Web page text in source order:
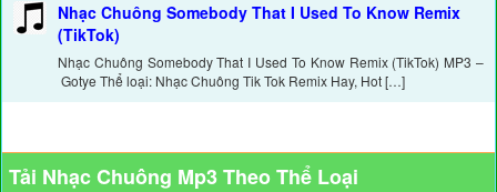
Nhạc Chuông Somebody That I Used To Know Remix
(TikTok)
Nhạc Chuông Somebody That I Used To Know Remix (TikTok) MP3 –
Gotye Thể loại: Nhạc Chuông Tik Tok Remix Hay, Hot […]
Tải Nhạc Chuông Mp3 Theo Thể Loại